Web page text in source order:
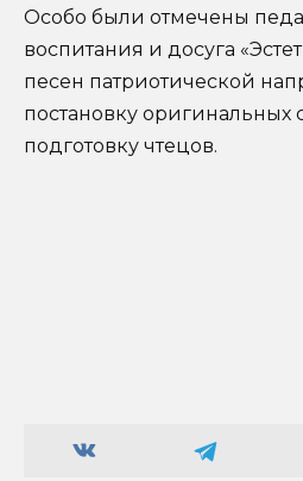
Особо были отмечены
воспитания и досуга
песен патриотической
постановку оригинальных
подготовку чтецов.